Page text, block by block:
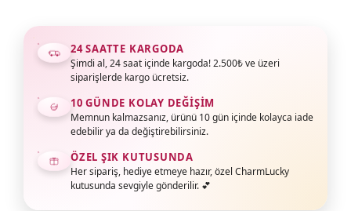
24 SAATTE KARGODA
Şimdi al, 24 saat içinde kargoda! 2.500₺ ve üzeri
siparişlerde kargo ücretsiz.
10 GÜNDE KOLAY DEĞIŞIM
Memnun kalmazsanız, ürünü 10 gün içinde kolayca iade
edebilir ya da değiştirebilirsiniz.
ÖZEL ŞIK KUTUSUNDA
Her sipariş, hediye etmeye hazır, özel CharmLucky
kutusunda sevgiyle gönderilir. 💕